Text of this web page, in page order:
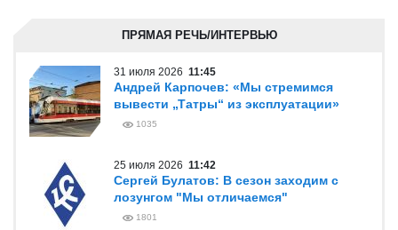
ПРЯМАЯ РЕЧЬ/ИНТЕРВЬЮ
31 июля 2026 11:45
Андрей Карпочев: «Мы стремимся
вывести „Татры“ из эксплуатации»
1035
25 июля 2026 11:42
Сергей Булатов: В сезон заходим с
лозунгом "Мы отличаемся"
1801